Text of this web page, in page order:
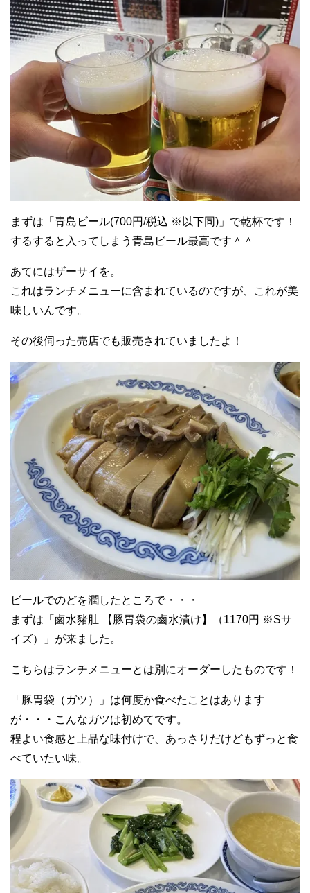
まずは「青島ビール(700円/税込 ※以下同)」で乾杯です！
するすると入ってしまう青島ビール最高です＾＾
あてにはザーサイを。
これはランチメニューに含まれているのですが、これが美
味しいんです。
その後伺った売店でも販売されていましたよ！
ビールでのどを潤したところで・・・
まずは「鹵水豬肚 【豚胃袋の鹵水漬け】（1170円 ※Sサ
イズ）」が来ました。
こちらはランチメニューとは別にオーダーしたものです！
「豚胃袋（ガツ）」は何度か食べたことはあります
が・・・こんなガツは初めてです。
程よい食感と上品な味付けで、あっさりだけどもずっと食
べていたい味。